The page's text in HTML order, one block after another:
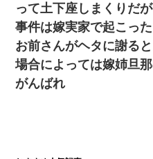
って土下座しまくりだが
事件は嫁実家で起こっ
お前さんがヘタに謝る
場合によっては嫁姉旦
がんばれ